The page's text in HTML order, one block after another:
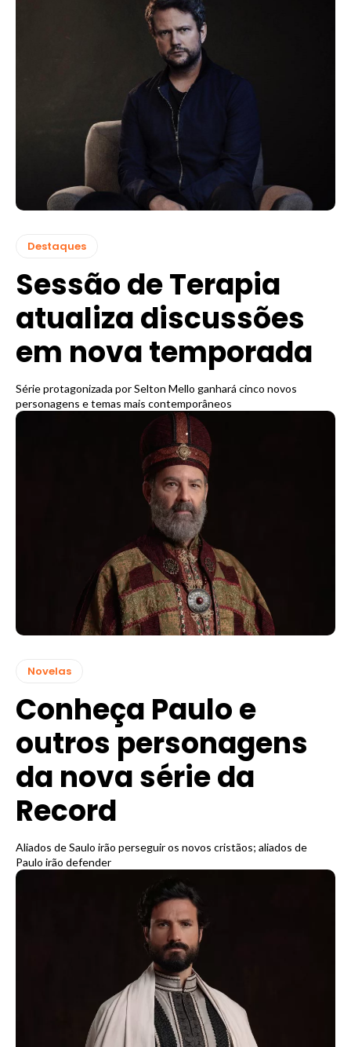
Destaques
Sessão de Terapia
atualiza discussões
em nova temporada
Série protagonizada por Selton Mello ganhará cinco novos
personagens e temas mais contemporâneos
Novelas
Conheça Paulo e
outros personagens
da nova série da
Record
Aliados de Saulo irão perseguir os novos cristãos; aliados de
Paulo irão defender